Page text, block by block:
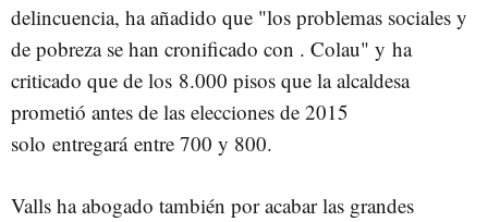
delincuencia, ha añadido que "los problemas sociales y
de pobreza se han cronificado con . Colau" y ha
criticado que de los 8.000 pisos que la alcaldesa
prometió antes de las elecciones de 2015
solo entregará entre 700 y 800.
Valls ha abogado también por acabar las grandes